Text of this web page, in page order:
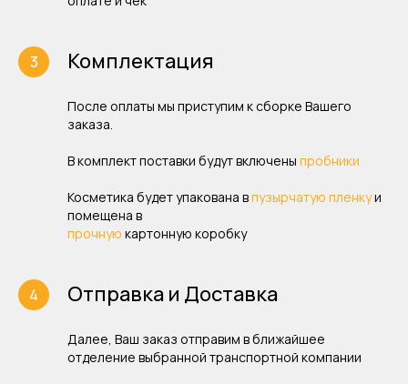
Комплектация
После оплаты мы приступим к сборке Вашего
заказа.
В комплект поставки будут включены пробники
Косметика будет упакована впузырчатую пленкуи
помещена в
прочную картонную коробку
Отправка и Доставка
Далее, Ваш заказ отправим в ближайшее
отделение выбранной транспортной компании